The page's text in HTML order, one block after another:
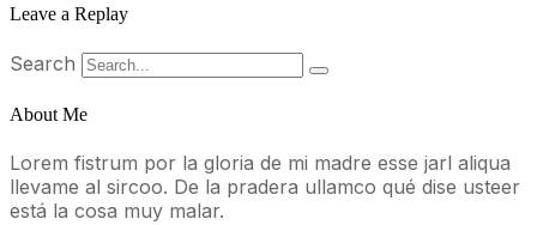
Leave a Replay
Search
About Me
Lorem fistrum por la gloria de mi madre esse jarl aliqua
llevame al sircoo. De la pradera ullamco qué dise usteer
está la cosa muy malar.